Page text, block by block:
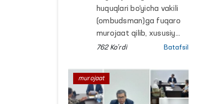
yaqin ish haqi va
kompensatsiya
undirildi
huquqlari bo‘yicha vakili
(ombudsman)ga fuqaro
murojaat qilib, xususiy
korxonalardan birida
lavozimida ishlab kelgani,
biroq 2025 yil yanvar–
may oylari uchun ish haqi
762 Ko'rdi Batafsil
murojaat